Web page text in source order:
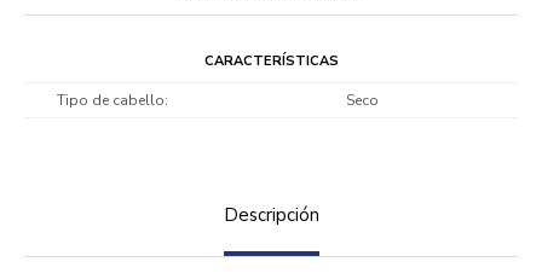
CARACTERÍSTICAS
Tipo de cabello Seco
Descripción